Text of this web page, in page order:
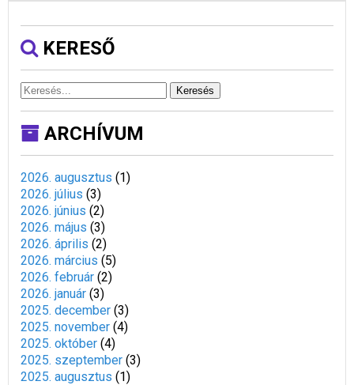
KERESŐ
Keresés
ARCHÍVUM
2026. augusztus (1)
2026. július (3)
2026. június (2)
2026. május (3)
2026. április (2)
2026. március (5)
2026. február (2)
2026. január (3)
2025. december (3)
2025. november (4)
2025. október (4)
2025. szeptember (3)
2025. augusztus (1)